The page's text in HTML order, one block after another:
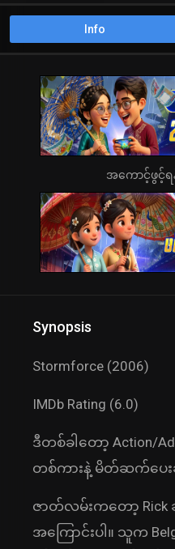
Info
အကောင့်ဖွင့်ရ
Synopsis
Stormforce (2006)
IMDb Rating (6.0)
ဒီတစ်ခါတော့ Action/
တစ်ကားနဲ့ မိတ်ဆက်ပေး
ဇာတ်လမ်းကတော့
အကြောင်းပါ။ သူက